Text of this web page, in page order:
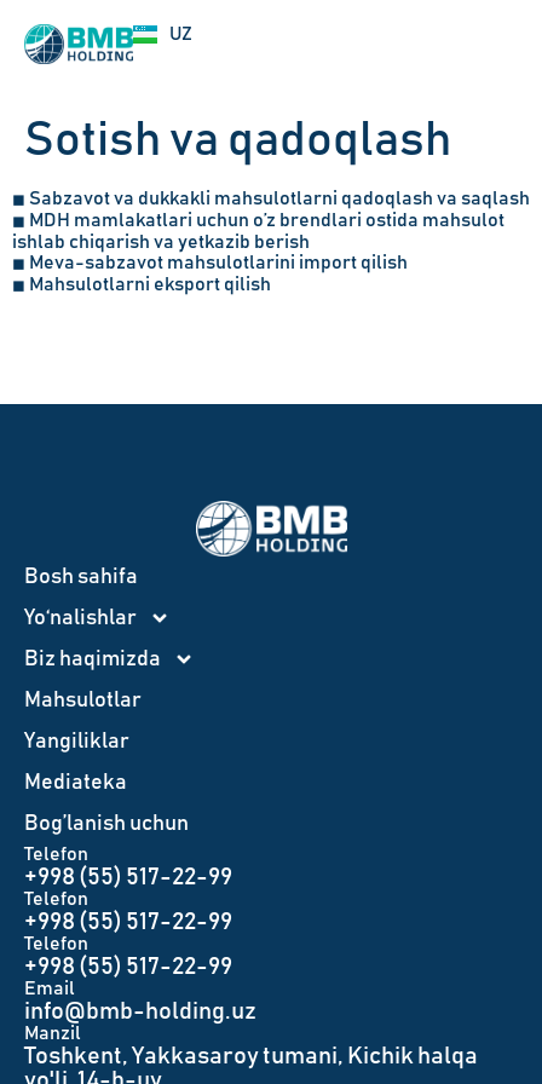
UZ
RU
Sotish va qadoqlash
◼ Sabzavot va dukkakli mahsulotlarni qadoqlash va saqlash
◼ MDH mamlakatlari uchun o’z brendlari ostida mahsulot
ishlab chiqarish va yetkazib berish
◼ Meva-sabzavot mahsulotlarini import qilish
◼ Mahsulotlarni eksport qilish
Bosh sahifa
Yo‘nalishlar
Biz haqimizda
Mahsulotlar
Yangiliklar
Mediateka
Bog’lanish uchun
Telefon
+998 (55) 517-22-99
Telefon
+998 (55) 517-22-99
Telefon
+998 (55) 517-22-99
Email
info@bmb-holding.uz​
Manzil
Toshkent, Yakkasaroy tumani, Kichik halqa